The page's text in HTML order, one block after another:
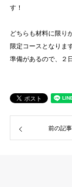
す！
どちらも材料に限り
限定コースとなりま
準備があるので、２
前の記事